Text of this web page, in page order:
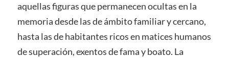
aquellas figuras que permanecen ocultas en la
memoria desde las de ámbito familiar y cercano,
hasta las de habitantes ricos en matices humanos
de superación, exentos de fama y boato. La